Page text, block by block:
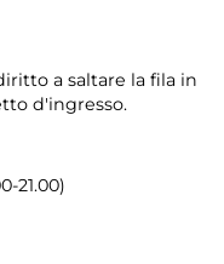
a saltare la fila in
d'ingresso.
21.00)